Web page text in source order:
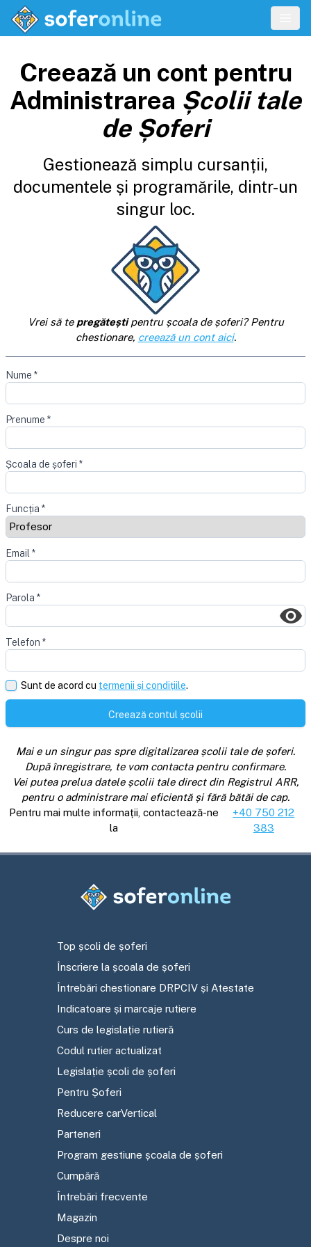
Creează un cont pentru
Administrarea Școlii tale
de Șoferi
Gestionează simplu cursanții,
documentele și programările, dintr-un
singur loc.
Vrei să te pregăteștipentru școala de șoferi? Pentru
chestionare, creează un cont aici.
Nume *
Prenume *
Școala de șoferi *
Funcția *
Email *
Parola *
Telefon *
Sunt de acord cu termenii și condițiile.
Creează contul școlii
Mai e un singur pas spre digitalizarea școlii tale de șoferi.
După înregistrare, te vom contacta pentru confirmare.
Vei putea prelua datele școlii tale direct din Registrul ARR,
pentru o administrare mai eficientă și fără bătăi de cap.
Pentru mai multe informații, contactează-ne
la
+40 750 212
383
Top școli de șoferi
Înscriere la școala de șoferi
Întrebări chestionare DRPCIV și Atestate
Indicatoare și marcaje rutiere
Curs de legislație rutieră
Codul rutier actualizat
Legislație școli de șoferi
Pentru Șoferi
Reducere carVertical
Parteneri
Program gestiune școala de șoferi
Cumpără
Întrebări frecvente
Magazin
Despre noi